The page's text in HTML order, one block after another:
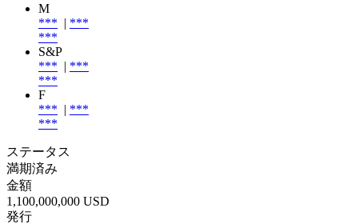
M
*** | ***
***
S&P
*** | ***
***
F
*** | ***
***
ステータス
満期済み
金額
1,100,000,000 USD
発行